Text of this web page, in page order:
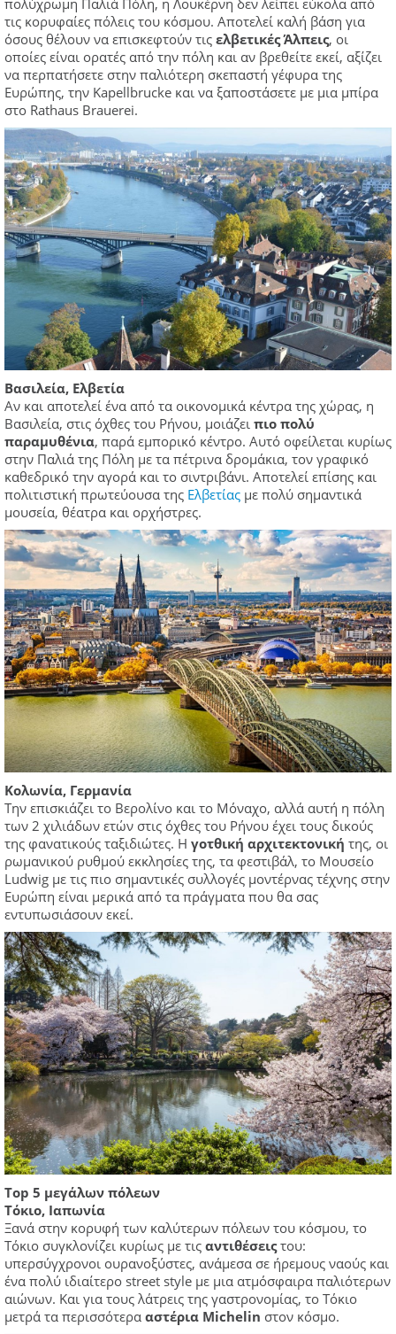
πολύχρωμη Παλιά Πόλη, η Λουκέρνη δεν λείπει εύκολα από
τις κορυφαίες πόλεις του κόσμου. Αποτελεί καλή βάση για
όσους θέλουν να επισκεφτούν τις ελβετικές Άλπεις, οι
οποίες είναι ορατές από την πόλη και αν βρεθείτε εκεί, αξίζει
να περπατήσετε στην παλιότερη σκεπαστή γέφυρα της
Ευρώπης, την Kapellbrucke και να ξαποστάσετε με μια μπίρα
στο Rathaus Brauerei.
Βασιλεία, Ελβετία
Αν και αποτελεί ένα από τα οικονομικά κέντρα της χώρας, η
Βασιλεία, στις όχθες του Ρήνου, μοιάζει πιο πολύ
παραμυθένια, παρά εμπορικό κέντρο. Αυτό οφείλεται κυρίως
στην Παλιά της Πόλη με τα πέτρινα δρομάκια, τον γραφικό
καθεδρικό την αγορά και το σιντριβάνι. Αποτελεί επίσης και
πολιτιστική πρωτεύουσα της Ελβετίας με πολύ σημαντικά
μουσεία, θέατρα και ορχήστρες.
Κολωνία, Γερμανία
Την επισκιάζει το Βερολίνο και το Μόναχο, αλλά αυτή η πόλη
των 2 χιλιάδων ετών στις όχθες του Ρήνου έχει τους δικούς
της φανατικούς ταξιδιώτες. Η γοτθική αρχιτεκτονική της, οι
ρωμανικού ρυθμού εκκλησίες της, τα φεστιβάλ, το Μουσείο
Ludwig με τις πιο σημαντικές συλλογές μοντέρνας τέχνης στην
Ευρώπη είναι μερικά από τα πράγματα που θα σας
εντυπωσιάσουν εκεί.
Top 5 μεγάλων πόλεων
Τόκιο, Ιαπωνία
Ξανά στην κορυφή των καλύτερων πόλεων του κόσμου, το
Τόκιο συγκλονίζει κυρίως με τις αντιθέσειςτου:
υπερσύγχρονοι ουρανοξύστες, ανάμεσα σε ήρεμους ναούς και
ένα πολύ ιδιαίτερο street style με μια ατμόσφαιρα παλιότερων
αιώνων. Και για τους λάτρεις της γαστρονομίας, το Τόκιο
μετρά τα περισσότερα αστέρια Michelin στον κόσμο.